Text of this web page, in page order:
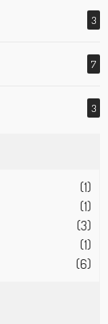
3
7
3
(1)
(1)
(3)
(1)
(6)